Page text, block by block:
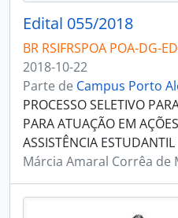
Edital 055/2018
BR RSIFRSPOA POA-DG-
2018-10-22
Parte de Campus Porto
PROCESSO SELETIVO
PARA ATUAÇÃO EM
ASSISTÊNCIA ESTUDANTIL
Márcia Amaral Corrêa de